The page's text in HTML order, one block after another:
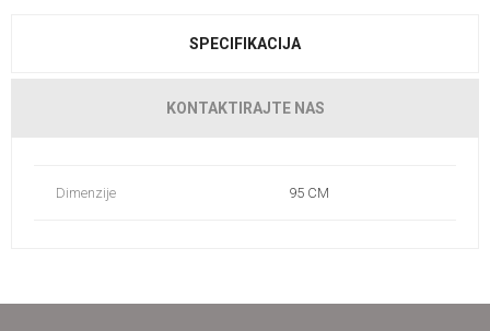
SPECIFIKACIJA
KONTAKTIRAJTE NAS
Dimenzije 95 CM